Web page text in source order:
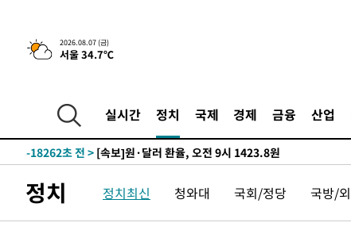
2026.08.07 (금)
서울 34.7℃
실시간 정치 국제 경제 금융 산업
-21669초 전 >민주 콩고 에볼라환자 4천명 돌파, 4053명 발생 1850명
-20919초 전 >[속보]'300억원대 사기 혐의' 차가원 대표 구속 송치
-18626초 전 >
[속보]경찰·노동부, HL만도 평택사업장 끼임 사망 관
-18507초 전 >
압수수색
-18262초 전 > [속보]원·달러 환율, 오전 9시 1423.8원
-18044초 전 >
[속보]코스닥, 5.95포인트(0.74%) 상승한 807.62개장
-18012초 전 >[속보]코스피, 6300선 재탈환…1.09% 오른 6365.07
정치 정치최신 청와대 국회/정당 국방/